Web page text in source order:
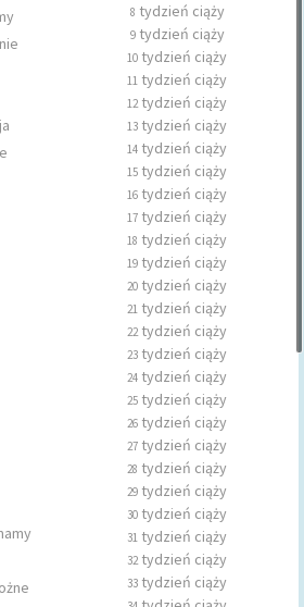
8 tydzień ciąży
9tydzień ciąży
10 tydzień ciąży
11 tydzień ciąży
12tydzień ciąży
13 tydzień ciąży
14 tydzień ciąży
15 tydzień ciąży
16 tydzień ciąży
17 tydzień ciąży
18 tydzień ciąży
19 tydzień ciąży
20 tydzień ciąży
21 tydzień ciąży
22tydzień ciąży
23 tydzień ciąży
24 tydzień ciąży
25 tydzień ciąży
26 tydzień ciąży
27 tydzień ciąży
28 tydzień ciąży
29 tydzień ciąży
30 tydzień ciąży
31 tydzień ciąży
32tydzień ciąży
33 tydzień ciąży